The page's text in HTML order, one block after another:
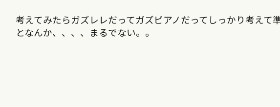
考えてみたらガズレレだってガズピアノだってしっかり考えて
となんか、、、、まるでない。。